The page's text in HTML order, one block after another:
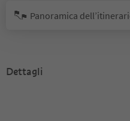
Panoramica
Dettagli